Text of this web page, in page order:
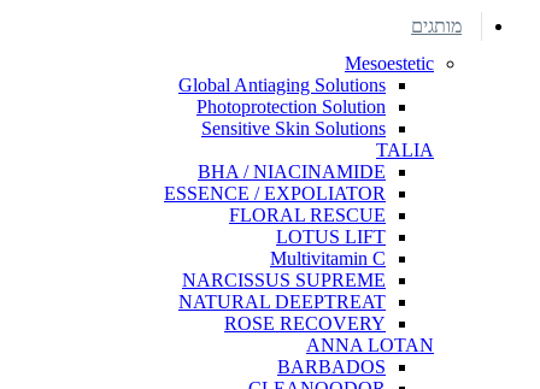
מותגים
Mesoestetic
Global Antiaging Solutions
Photoprotection Solution
Sensitive Skin Solutions
TALIA
BHA / NIACINAMIDE
ESSENCE / EXPOLIATOR
FLORAL RESCUE
LOTUS LIFT
Multivitamin C
NARCISSUS SUPREME
NATURAL DEEPTREAT
ROSE RECOVERY
ANNA LOTAN
BARBADOS